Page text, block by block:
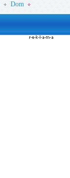
Dom